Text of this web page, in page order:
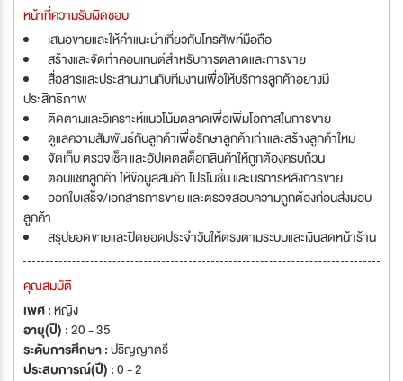
หน้าที่ความรับผิดชอบ
เสนอขายและให้คำแนะนำเกี่ยวกับโทรศัพท์มือถือ
สร้างและจัดทำคอนเทนต์สำหรับการตลาดและการขาย
สื่อสารและประสานงานกับทีมงานเพื่อให้บริการลูกค้าอย่างมี
ประสิทธิภาพ
ติดตามและวิเคราะห์แนวโน้มตลาดเพื่อเพิ่มโอกาสในการขาย
ดูแลความสัมพันธ์กับลูกค้าเพื่อรักษาลูกค้าเก่าและสร้างลูกค้าใหม่
จัดเก็บ ตรวจเช็ค และอัปเดตสต็อกสินค้าให้ถูกต้องครบถ้วน
ตอบแชทลูกค้า ให้ข้อมูลสินค้า โปรโมชั่น และบริการหลังการขาย
ออกใบเสร็จ/เอกสารการขาย และตรวจสอบความถูกต้องก่อนส่งมอบ
ลูกค้า
สรุปยอดขายและปิดยอดประจำวันให้ตรงตามระบบและเงินสดหน้าร้าน
คุณสมบัติ
เพศ :หญิง
อายุ(ปี) :20 - 35
ระดับการศึกษา :ปริญญาตรี
ประสบการณ์(ปี) :0 - 2